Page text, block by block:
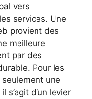
vers
services. Une
provient des
meilleure
par des
Pour les
seulement une
s’agit d’un levier